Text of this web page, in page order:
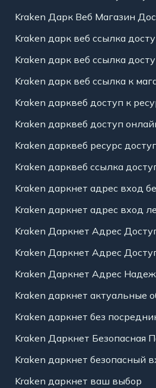
Kraken Дарк Веб Магазин
Kraken дарк веб ссылка
Kraken дарк веб ссылка
Kraken дарк веб ссылка к
Kraken дарквеб доступ к
Kraken дарквеб доступ
Kraken дарквеб ресурс
Kraken дарквеб ссылка
Kraken даркнет адрес вход
Kraken даркнет адрес вход
Kraken Даркнет Адрес
Kraken Даркнет Адрес
Kraken Даркнет Адрес
Kraken даркнет актуальные
Kraken даркнет без
Kraken Даркнет Безопасная
Kraken даркнет безопасный
Kraken даркнет ваш выбор